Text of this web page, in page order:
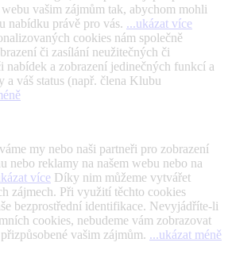
vašim zájmům tak, abychom mohli
nabídku právě pro vás. ...ukázat více
cookies nám společně
či zasílání neužitečných či
nabídek a zobrazení jedinečných funkcí a
a váš status (např. člena Klubu
my nebo naši partneři pro zobrazení
nebo reklamy na našem webu nebo na
více Díky nim můžeme vytvářet
zájmech. Při využití těchto cookies
bezprostřední identifikace. Nevyjádříte-li
cookies, nebudeme vám zobrazovat
vašim zájmům. ...ukázat méně